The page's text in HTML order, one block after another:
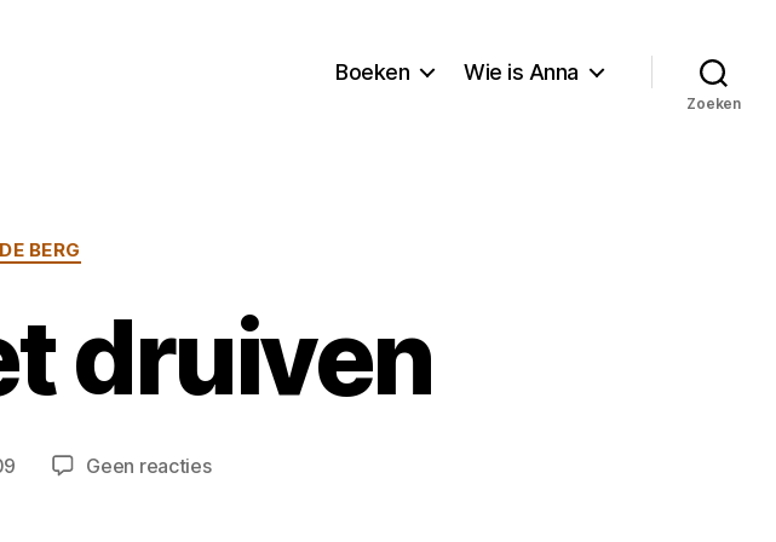
Boeken Wie is Anna
Zoeken
BERG
druiven
Geen reactiesop